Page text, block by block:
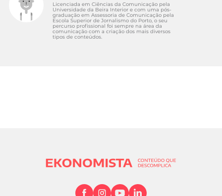
Licenciada em Ciências da Comunicação pela
Universidade da Beira Interior e com uma pós-
graduação em Assessoria de Comunicação pela
Escola Superior de Jornalismo do Porto, o seu
percurso profissional foi sempre na área da
comunicação com a criação dos mais diversos
tipos de conteúdos.